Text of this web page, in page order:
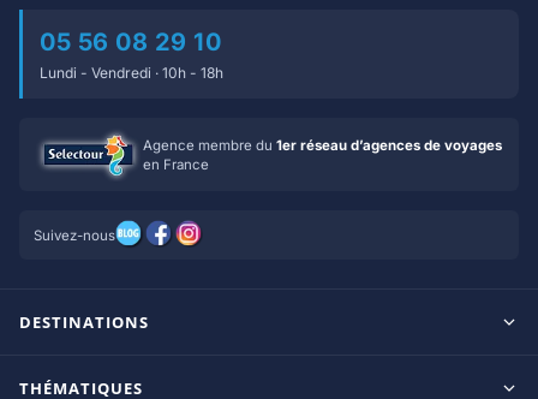
05 56 08 29 10
Lundi - Vendredi · 10h - 18h
Agence membre du 1er réseau d’agences de voyages
en France
Suivez-nous
DESTINATIONS
THÉMATIQUES